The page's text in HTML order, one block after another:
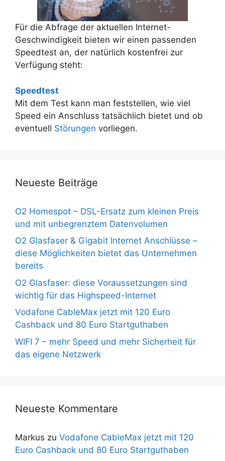
Für die Abfrage der aktuellen Internet-
Geschwindigkeit bieten wir einen passenden
Speedtest an, der natürlich kostenfrei zur
Verfügung steht:
Speedtest
Mit dem Test kann man feststellen, wie viel
Speed ein Anschluss tatsächlich bietet und ob
eventuell Störungen vorliegen.
Neueste Beiträge
O2 Homespot – DSL-Ersatz zum kleinen Preis
und mit unbegrenztem Datenvolumen
O2 Glasfaser & Gigabit Internet Anschlüsse –
diese Möglichkeiten bietet das Unternehmen
bereits
O2 Glasfaser: diese Voraussetzungen sind
wichtig für das Highspeed-Internet
Vodafone CableMax jetzt mit 120 Euro
Cashback und 80 Euro Startguthaben
WIFI 7 – mehr Speed und mehr Sicherheit für
das eigene Netzwerk
Neueste Kommentare
Markus zu Vodafone CableMax jetzt mit 120
Euro Cashback und 80 Euro Startguthaben